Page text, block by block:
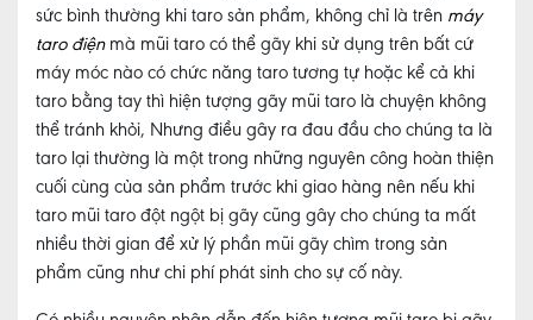
sức bình thường khi taro sản phẩm, không chỉ là trên máy
taro điệnmà mũi taro có thể gãy khi sử dụng trên bất cứ
máy móc nào có chức năng taro tương tự hoặc kể cả khi
taro bằng tay thì hiện tượng gãy mũi taro là chuyện không
thể tránh khỏi, Nhưng điều gây ra đau đầu cho chúng ta là
taro lại thường là một trong những nguyên công hoàn thiện
cuối cùng của sản phẩm trước khi giao hàng nên nếu khi
taro mũi taro đột ngột bị gãy cũng gây cho chúng ta mất
nhiều thời gian để xử lý phần mũi gãy chìm trong sản
phẩm cũng như chi phí phát sinh cho sự cố này.